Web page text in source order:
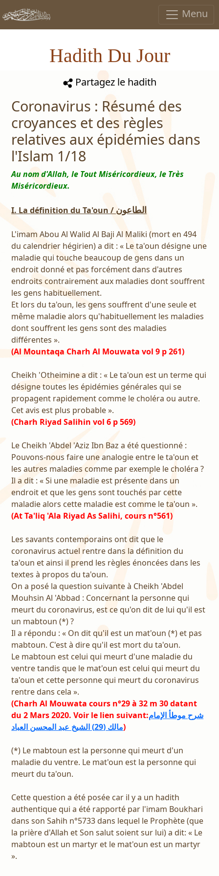
Menu
Hadith Du Jour
Partagez le hadith
Coronavirus : Résumé des
croyances et des règles
relatives aux épidémies dans
l'Islam 1/18
Au nom d'Allah, le Tout Miséricordieux, le Très
Miséricordieux.
I. La définition du Ta'oun / الطاعون
L'imam Abou Al Walid Al Baji Al Maliki (mort en 494
du calendrier hégirien) a dit : « Le ta'oun désigne une
maladie qui touche beaucoup de gens dans un
endroit donné et pas forcément dans d'autres
endroits contrairement aux maladies dont souffrent
les gens habituellement.
Et lors du ta'oun, les gens souffrent d'une seule et
même maladie alors qu'habituellement les maladies
dont souffrent les gens sont des maladies
différentes ».
(Al Mountaqa Charh Al Mouwata vol 9 p 261)
Cheikh 'Otheimine a dit : « Le ta'oun est un terme qui
désigne toutes les épidémies générales qui se
propagent rapidement comme le choléra ou autre.
Cet avis est plus probable ».
(Charh Riyad Salihin vol 6 p 569)
Le Cheikh 'Abdel 'Aziz Ibn Baz a été questionné :
Pouvons-nous faire une analogie entre le ta'oun et
les autres maladies comme par exemple le choléra ?
Il a dit : « Si une maladie est présente dans un
endroit et que les gens sont touchés par cette
maladie alors cette maladie est comme le ta'oun ».
(At Ta'liq 'Ala Riyad As Salihi, cours n°561)
Les savants contemporains ont dit que le
coronavirus actuel rentre dans la définition du
ta'oun et ainsi il prend les règles énoncées dans les
textes à propos du ta'oun.
On a posé la question suivante à Cheikh 'Abdel
Mouhsin Al 'Abbad : Concernant la personne qui
meurt du coronavirus, est ce qu'on dit de lui qu'il est
un mabtoun (*) ?
Il a répondu : « On dit qu'il est un mat'oun (*) et pas
mabtoun. C'est à dire qu'il est mort du ta'oun.
Le mabtoun est celui qui meurt d'une maladie du
ventre tandis que le mat'oun est celui qui meurt du
ta'oun et cette personne qui meurt du coronavirus
rentre dans cela ».
(Charh Al Mouwata cours n°29 à 32 m 30 datant
du 2 Mars 2020. Voir le lien suivant:شرح موطأ الإمام
مالك (29) الشيخ عبد المحسن العباد)
(*) Le mabtoun est la personne qui meurt d'un
maladie du ventre. Le mat'oun est la personne qui
meurt du ta'oun.
Cette question a été posée car il y a un hadith
authentique qui a été rapporté par l'imam Boukhari
dans son Sahih n°5733 dans lequel le Prophète (que
la prière d'Allah et Son salut soient sur lui) a dit: « Le
mabtoun est un martyr et le mat'oun est un martyr
».